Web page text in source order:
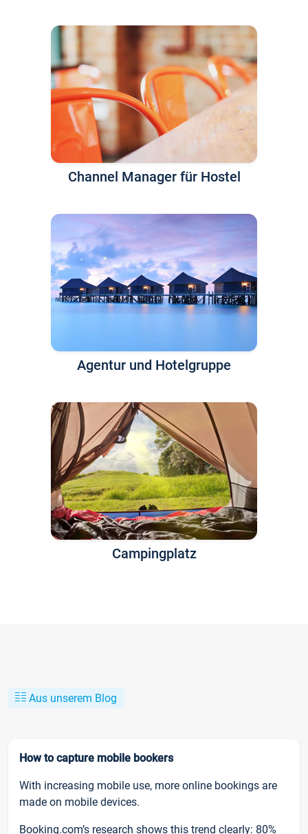
Channel Manager für Hostel
Agentur und Hotelgruppe
Campingplatz
Aus unserem Blog
How to capture mobile bookers
With increasing mobile use, more online bookings are
made on mobile devices.
Booking.com’s research shows this trend clearly: 80%